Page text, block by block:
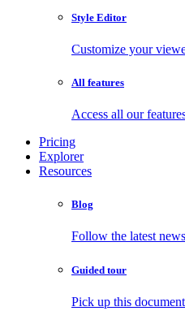
Style Editor
Customize your
All features
Access all our
Pricing
Explorer
Resources
Blog
Follow the latest
Guided tour
Pick up this